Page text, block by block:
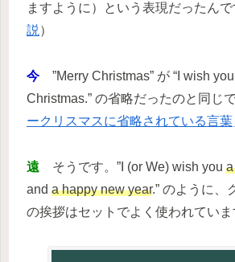
ますように）という表現だったんで
説 ）
今 ”Merry Christmas” が “I wish
Christmas.” の省略だったのと同じ
ークリスマスに省略されている言葉
遠 そうです。”I (or We) wish you
and a happy new year.” のように、
の挨拶はセットでよく使われていま